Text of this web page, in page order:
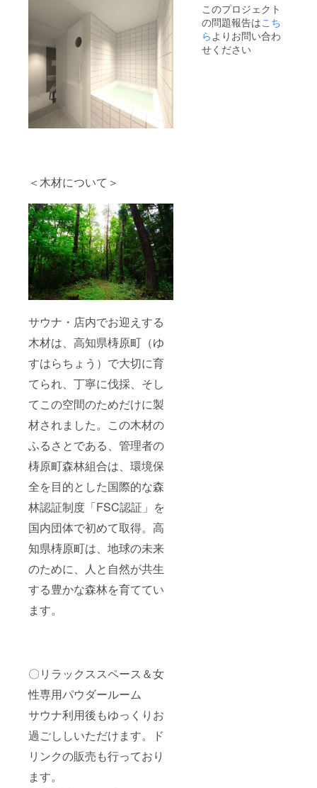
＜木材について＞
サウナ・店内でお迎えする
木材は、高知県梼原町（ゆ
すはらちょう）で大切に育
てられ、丁寧に伐採、そし
てこの空間のためだけに製
材されました。この木材の
ふるさとである、管理者の
梼原町森林組合は、環境保
全を目的とした国際的な森
林認証制度「FSC認証」を
国内団体で初めて取得。高
知県梼原町は、地球の未来
のために、人と自然が共生
する豊かな森林を育ててい
ます。
〇リラックススペース＆女
性専用パウダールーム
サウナ利用後もゆっくりお
過ごししいただけます。ド
リンクの販売も行っており
ます。
このプロジェクト
の問題報告はこち
ら よりお問い合わ
せください